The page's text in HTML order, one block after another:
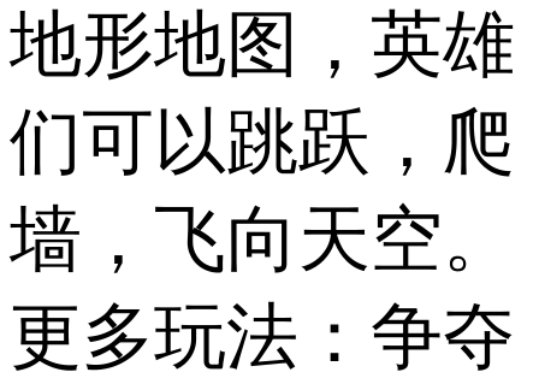
地形地图，英雄
们可以跳跃，爬
墙，飞向天空。
更多玩法：争夺